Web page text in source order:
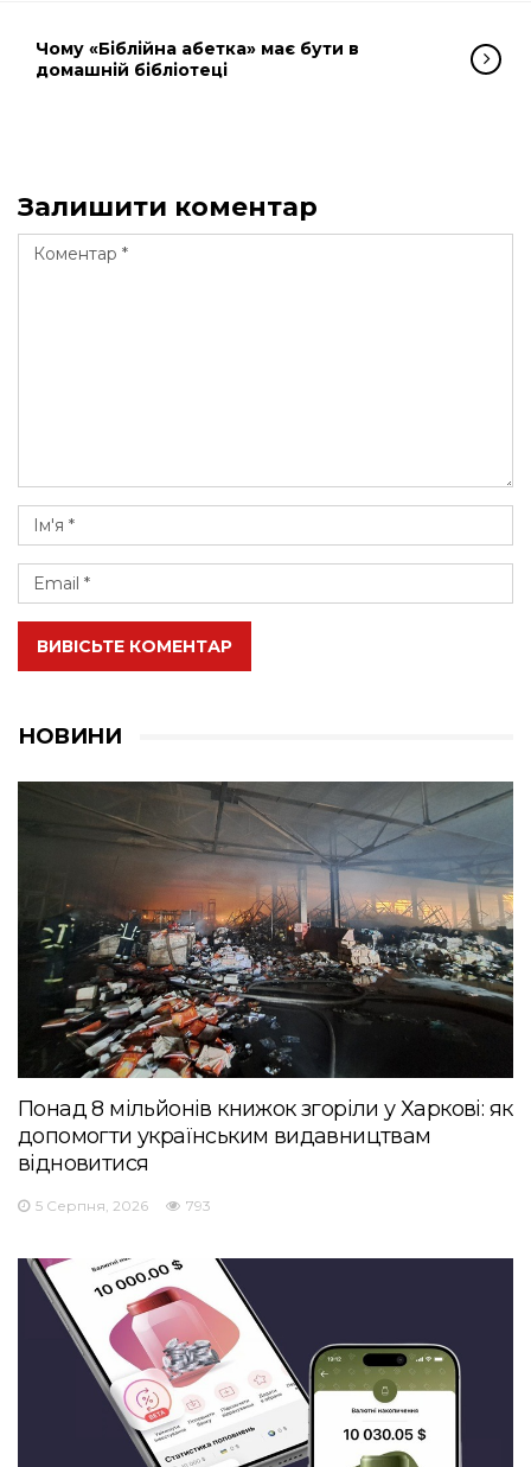
Чому «Біблійна абетка» має бути в
домашній бібліотеці
Залишити коментар
ВИВІСЬТЕ КОМЕНТАР
НОВИНИ
Понад 8 мільйонів книжок згоріли у Харкові: як
допомогти українським видавництвам
відновитися
5 Серпня, 2026 793